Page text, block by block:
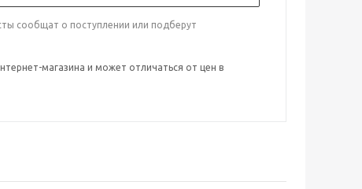
сообщат о поступлении или подберут
магазина и может отличаться от цен в